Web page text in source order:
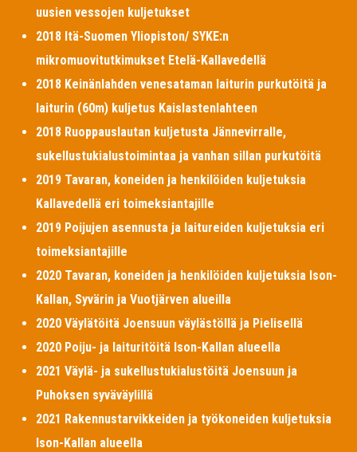
uusien vessojen kuljetukset
2018 Itä-Suomen Yliopiston/ SYKE:n
mikromuovitutkimukset Etelä-Kallavedellä
2018 Keinänlahden venesataman laiturin purkutöitä ja
laiturin (60m) kuljetus Kaislastenlahteen
2018 Ruoppauslautan kuljetusta Jännevirralle,
sukellustukialustoimintaa ja vanhan sillan purkutöitä
2019 Tavaran, koneiden ja henkilöiden kuljetuksia
Kallavedellä eri toimeksiantajille
2019 Poijujen asennusta ja laitureiden kuljetuksia eri
toimeksiantajille
2020 Tavaran, koneiden ja henkilöiden kuljetuksia Ison-
Kallan, Syvärin ja Vuotjärven alueilla
2020 Väylätöitä Joensuun väylästöllä ja Pielisellä
2020 Poiju- ja laituritöitä Ison-Kallan alueella
2021 Väylä- ja sukellustukialustöitä Joensuun ja
Puhoksen syväväylillä
2021 Rakennustarvikkeiden ja työkoneiden kuljetuksia
Ison-Kallan alueella